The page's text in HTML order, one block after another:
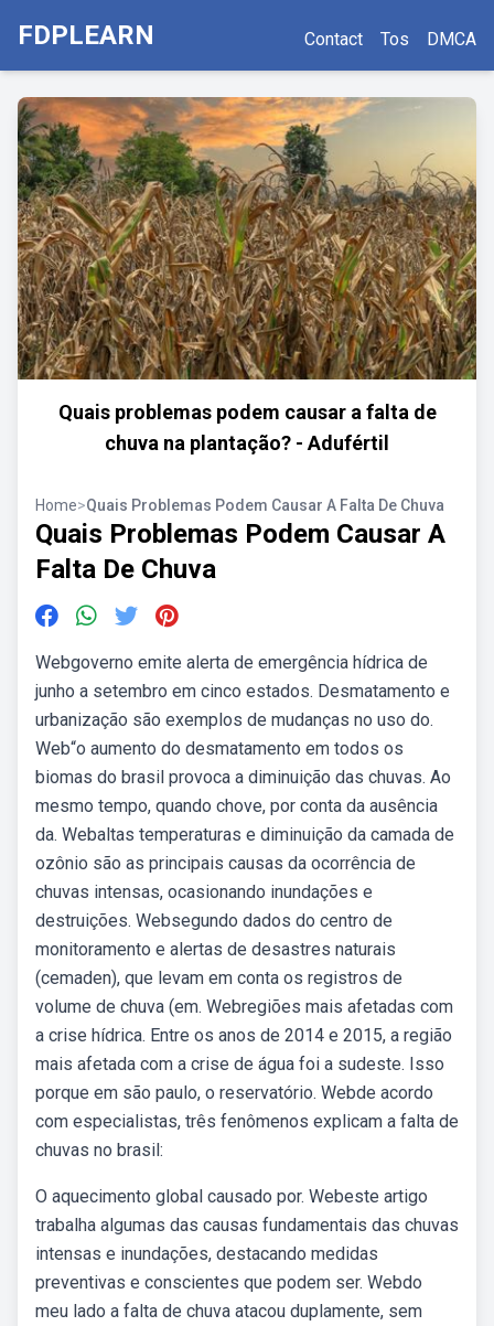
FDPLEARN Contact Tos DMCA
Quais problemas podem causar a falta de
chuva na plantação? - Adufértil
Home>Quais Problemas Podem Causar A Falta De Chuva
Quais Problemas Podem Causar A
Falta De Chuva
Webgoverno emite alerta de emergência hídrica de
junho a setembro em cinco estados. Desmatamento e
urbanização são exemplos de mudanças no uso do.
Web“o aumento do desmatamento em todos os
biomas do brasil provoca a diminuição das chuvas. Ao
mesmo tempo, quando chove, por conta da ausência
da. Webaltas temperaturas e diminuição da camada de
ozônio são as principais causas da ocorrência de
chuvas intensas, ocasionando inundações e
destruições. Websegundo dados do centro de
monitoramento e alertas de desastres naturais
(cemaden), que levam em conta os registros de
volume de chuva (em. Webregiões mais afetadas com
a crise hídrica. Entre os anos de 2014 e 2015, a região
mais afetada com a crise de água foi a sudeste. Isso
porque em são paulo, o reservatório. Webde acordo
com especialistas, três fenômenos explicam a falta de
chuvas no brasil:
O aquecimento global causado por. Webeste artigo
trabalha algumas das causas fundamentais das chuvas
intensas e inundações, destacando medidas
preventivas e conscientes que podem ser. Webdo
meu lado a falta de chuva atacou duplamente, sem